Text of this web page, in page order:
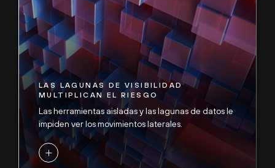
LAS LAGUNAS DE VISIBILIDAD
MULTIPLICAN EL RIESGO
Las herramientas aisladas y las lagunas de datos le
impiden ver los movimientos laterales.
+